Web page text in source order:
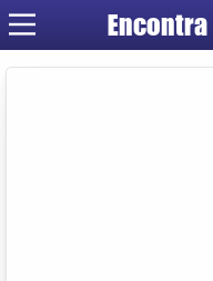
Encontra